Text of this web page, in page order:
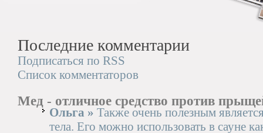
Последние комментарии
Подписаться по RSS
Список комментаторов
Мед - отличное средство против
Ольга » Также очень полезным
тела. Его можно использовать в сауне